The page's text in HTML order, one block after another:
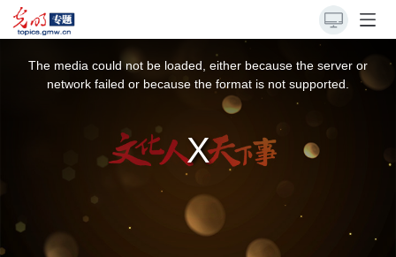
The media could not be loaded, either because the server or
network failed or because the format is not supported.